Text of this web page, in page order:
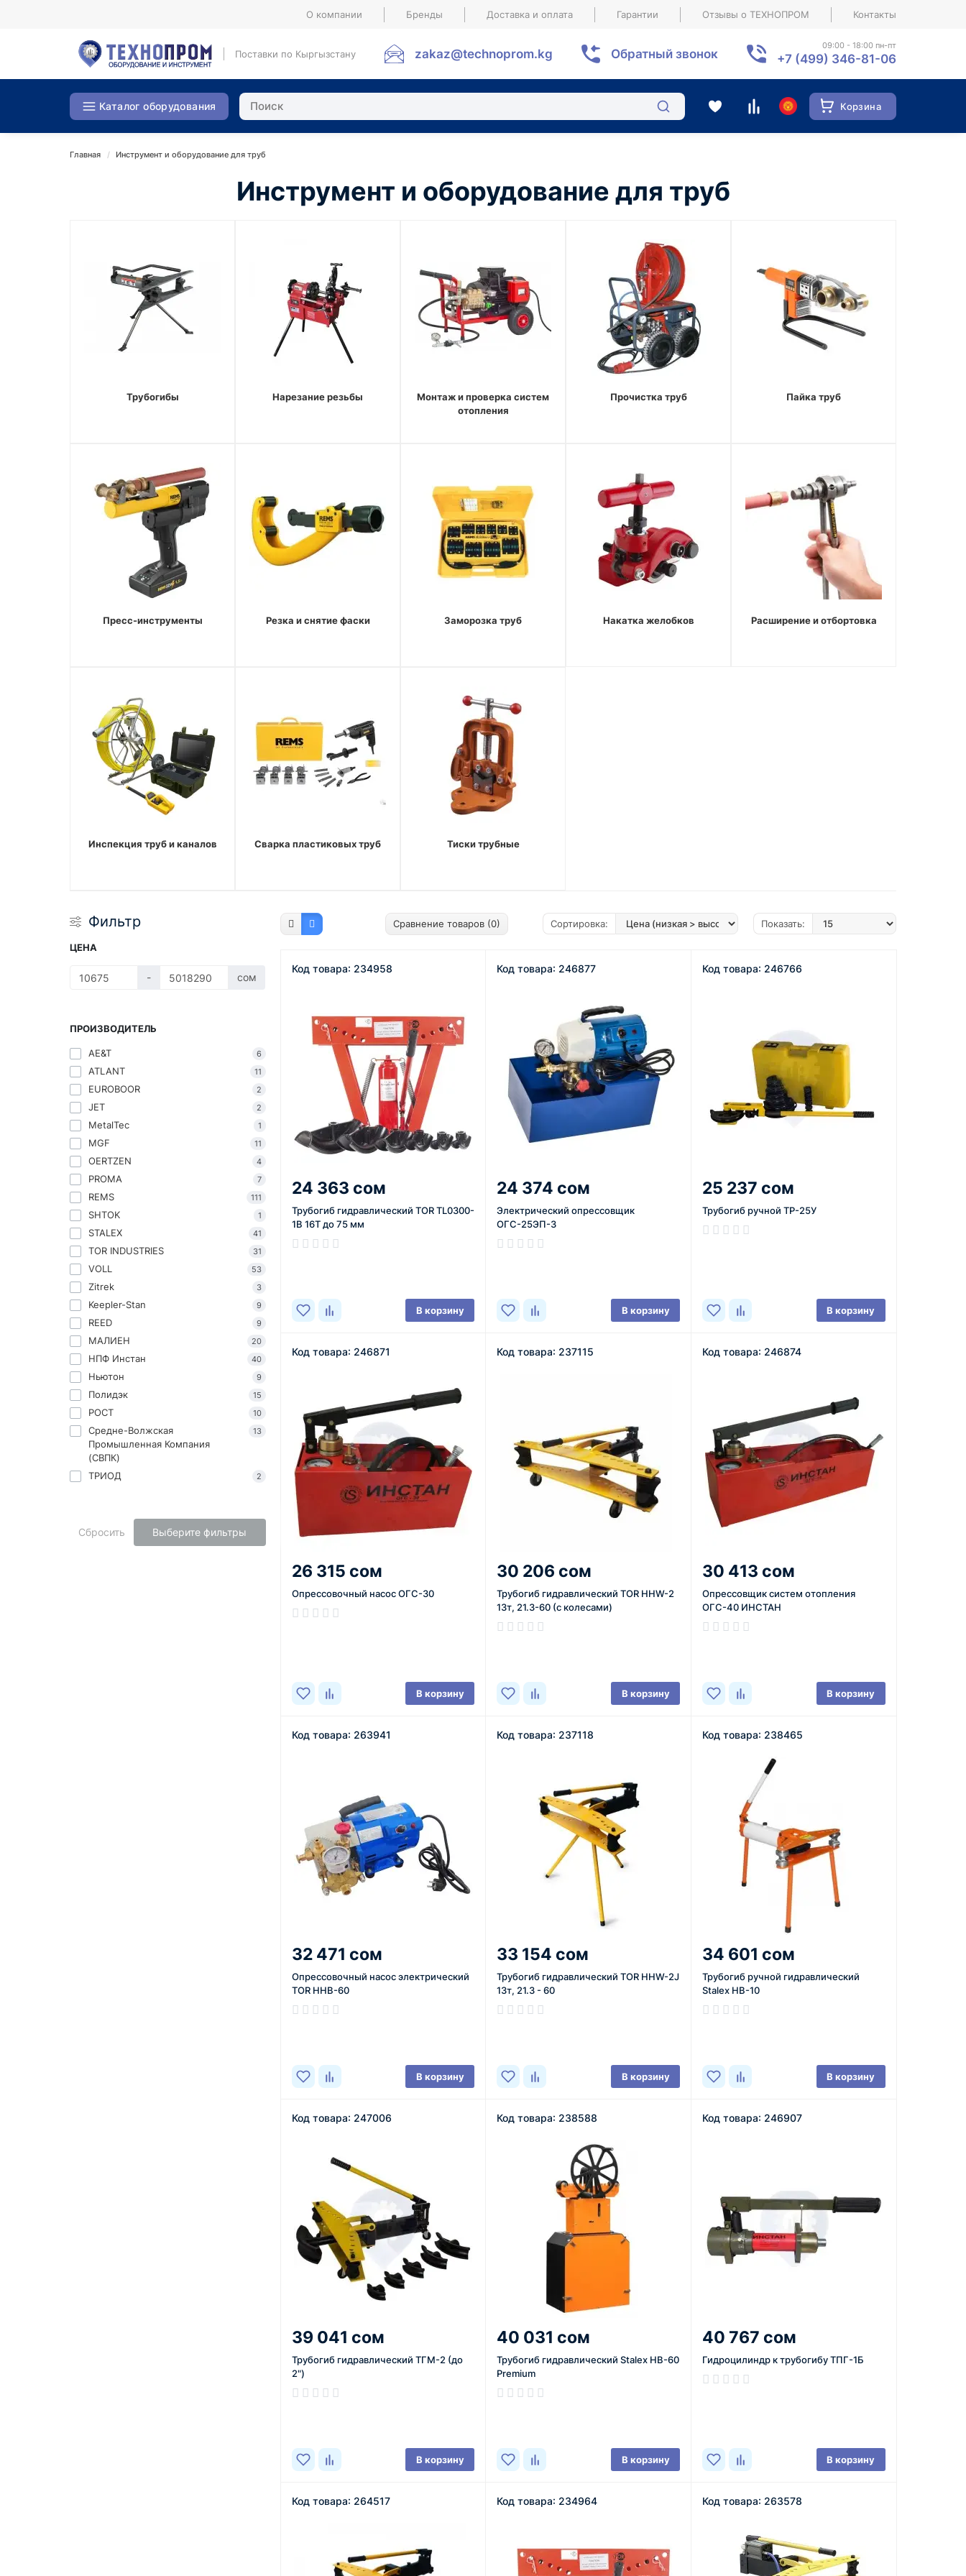
О компании Бренды Доставка и оплата Гарантии Отзывы о ТЕХНОПРОМ Контакты
Поставки по Кыргызстану zakaz@technoprom.kg Обратный звонок
09:00 - 18:00 пн-пт
+7 (499) 346-81-06
Каталог оборудования Корзина
Главная Инструмент и оборудование для труб
Инструмент и оборудование для труб
Трубогибы Нарезание резьбы
Монтаж и проверка систем
отопления
Прочистка труб Пайка труб
Пресс-инструменты Резка и снятие фаски Заморозка труб Накатка желобков Расширение и отбортовка
Инспекция труб и каналов Сварка пластиковых труб Тиски трубные
Фильтр
ЦЕНА
- сом
ПРОИЗВОДИТЕЛЬ
AE&T 6
ATLANT 11
EUROBOOR 2
JET 2
MetalTec 1
MGF 11
OERTZEN 4
PROMA 7
REMS 111
SHTOK 1
STALEX 41
TOR INDUSTRIES 31
VOLL 53
Zitrek 3
Keepler-Stan 9
REED 9
МАЛИЕН 20
НПФ Инстан 40
Ньютон 9
Полидэк 15
РОСТ 10
Средне-Волжская
Промышленная Компания
(СВПК)
13
ТРИОД 2
Сбросить Выберите фильтры
Сравнение товаров (0) Сортировка: Показать:
Код товара: 234958
24 363 сом
Трубогиб гидравлический TOR TL0300-
1B 16T до 75 мм
В корзину
Код товара: 246877
24 374 сом
Электрический опрессовщик
ОГС-25ЭП-3
В корзину
Код товара: 246766
25 237 сом
Трубогиб ручной ТР-25У
В корзину
Код товара: 246871
26 315 сом
Опрессовочный насос ОГС-30
В корзину
Код товара: 237115
30 206 сом
Трубогиб гидравлический TOR HHW-2
13т, 21.3-60 (с колесами)
В корзину
Код товара: 246874
30 413 сом
Опрессовщик систем отопления
ОГС-40 ИНСТАН
В корзину
Код товара: 263941
32 471 сом
Опрессовочный насос электрический
TOR HHB-60
В корзину
Код товара: 237118
33 154 сом
Трубогиб гидравлический TOR HHW-2J
13т, 21.3 - 60
В корзину
Код товара: 238465
34 601 сом
Трубогиб ручной гидравлический
Stalex HB-10
В корзину
Код товара: 247006
39 041 сом
Трубогиб гидравлический ТГМ-2 (до
2")
В корзину
Код товара: 238588
40 031 сом
Трубогиб гидравлический Stalex HB-60
Premium
В корзину
Код товара: 246907
40 767 сом
Гидроцилиндр к трубогибу ТПГ-1Б
В корзину
Код товара: 264517 Код товара: 234964 Код товара: 263578